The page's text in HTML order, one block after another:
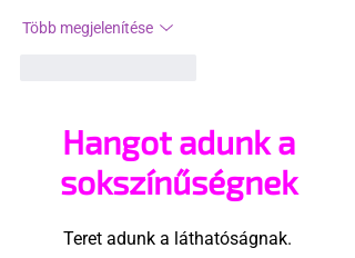
Több megjelenítése
Hangot adunk a
sokszínűségnek
Teret adunk a láthatóságnak.